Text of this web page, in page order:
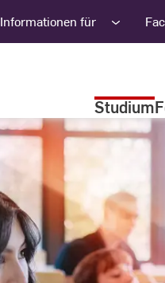
Informationen für
Studium